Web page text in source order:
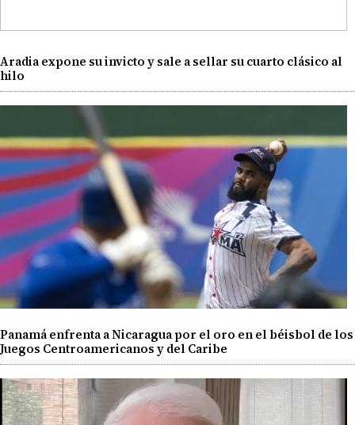
Aradia expone su invicto y sale a sellar su cuarto clásico al
hilo
Panamá enfrenta a Nicaragua por el oro en el béisbol de los
Juegos Centroamericanos y del Caribe